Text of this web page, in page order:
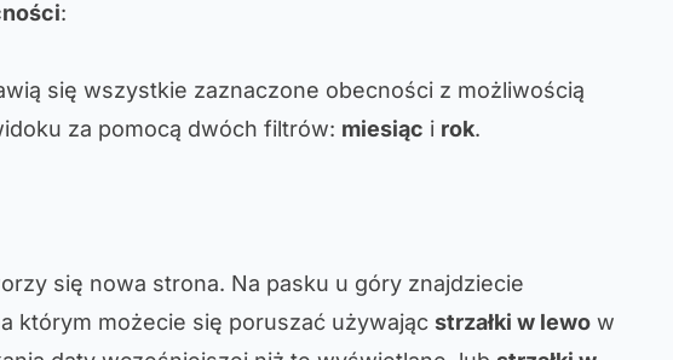
:
się wszystkie zaznaczone obecności z możliwością
za pomocą dwóch filtrów: miesiąc i rok.
się nowa strona. Na pasku u góry znajdziecie
którym możecie się poruszać używając strzałki w lewo w